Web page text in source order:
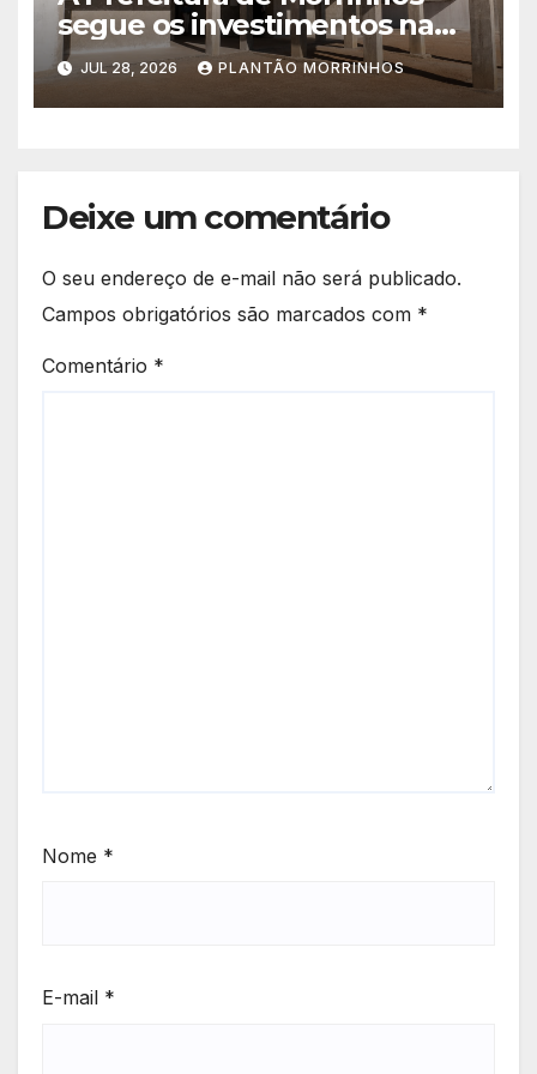
segue os investimentos na
educação. A obra da Escola
Municipal Eudóxio de
Figueiredo avança em ritmo
JUL 28, 2026 PLANTÃO MORRINHOS
Deixe um comentário
O seu endereço de e-mail não será publicado.
Campos obrigatórios são marcados com *
Comentário *
Nome *
E-mail *